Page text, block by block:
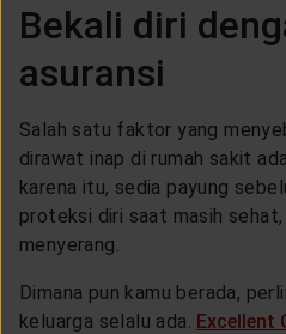
Bekali diri
asuransi
Salah satu faktor yang
dirawat inap di rumah sakit
karena itu, sedia payung
proteksi diri saat masih
menyerang.
Dimana pun kamu berada,
keluarga selalu ada. Excellent